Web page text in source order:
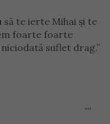
să te ierte Mihai și te
foarte foarte
suflet drag.”